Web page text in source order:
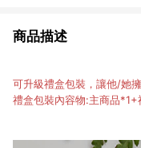
商品描述
可升級禮盒包裝，讓他/她
禮盒包裝內容物:主商品